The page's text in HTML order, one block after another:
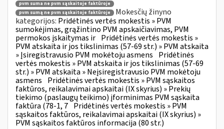
pvm suma ne pvm sąskaitoje faktūroje
pvm sumą ne pvm sąskaitoje faktūroje
Mokesčių žinyno
kategorijos: Pridėtinės vertės mokestis » PVM
sumokėjimas, grąžintino PVM apskaičiavimas, PVM
permokos įskaitymas ir Pridėtinės vertės mokestis »
PVM atskaita ir jos tikslinimas (57-69 str.) » PVM atskaita
» Įsiregistravusio PVM mokėtoju asmens Pridėtinės
vertės mokestis » PVM atskaita ir jos tikslinimas (57-69
str.) » PVM atskaita » Neįsiregistravusio PVM mokėtoju
asmens Pridėtinės vertės mokestis » PVM sąskaitos
faktūros, reikalavimai apskaitai (IX skyrius) » Prekių
tiekimo (paslaugų teikimo) įforminimas PVM sąskaita
faktūra (78-1, 7 Pridėtinės vertės mokestis » PVM
sąskaitos faktūros, reikalavimai apskaitai (IX skyrius) »
PVM sąskaitos faktūros informacija (80 str.)